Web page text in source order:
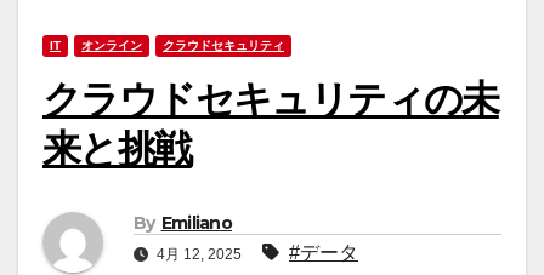
IT オンライン クラウドセキュリティ
クラウドセキュリティの未
来と挑戦
By Emiliano
4月 12, 2025 #データ